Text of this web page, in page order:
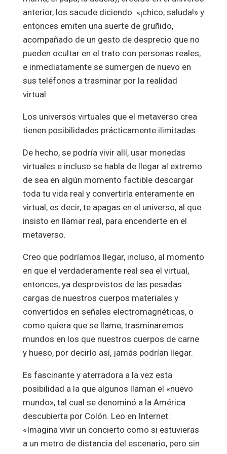
anterior, los sacude diciendo: «¡chico, saluda!» y
entonces emiten una suerte de gruñido,
acompañado de un gesto de desprecio que no
pueden ocultar en el trato con personas reales,
e inmediatamente se sumergen de nuevo en
sus teléfonos a trasminar por la realidad
virtual.
Los universos virtuales que el metaverso crea
tienen posibilidades prácticamente ilimitadas.
De hecho, se podría vivir allí, usar monedas
virtuales e incluso se habla de llegar al extremo
de sea en algún momento factible descargar
toda tu vida real y convertirla enteramente en
virtual, es decir, te apagas en el universo, al que
insisto en llamar real, para encenderte en el
metaverso.
Creo que podríamos llegar, incluso, al momento
en que el verdaderamente real sea el virtual,
entonces, ya desprovistos de las pesadas
cargas de nuestros cuerpos materiales y
convertidos en señales electromagnéticas, o
como quiera que se llame, trasminaremos
mundos en los que nuestros cuerpos de carne
y hueso, por decirlo así, jamás podrían llegar.
Es fascinante y aterradora a la vez esta
posibilidad a la que algunos llaman el «nuevo
mundo», tal cual se denominó a la América
descubierta por Colón. Leo en Internet:
«Imagina vivir un concierto como si estuvieras
a un metro de distancia del escenario, pero sin